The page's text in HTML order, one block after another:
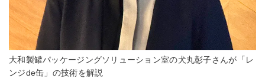
大和製罐パッケージングソリューション室の犬丸彰子さんが「レ
ンジde缶」の技術を解説